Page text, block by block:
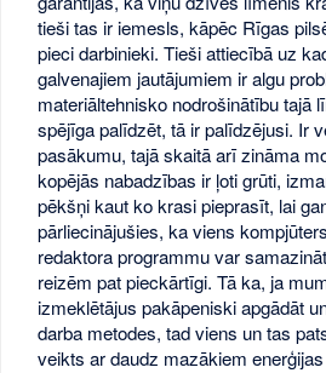
tieši tas ir iemesls, kāpēc Rīgas
pieci darbinieki. Tieši attiecībā uz
galvenajiem jautājumiem ir algu
materiāltehnisko nodrošinātību tajā
spējīga palīdzēt, tā ir palīdzējusi. Ir
pasākumu, tajā skaitā arī zināma
kopējās nabadzības ir ļoti grūti,
pēkšņi kaut ko krasi pieprasīt, lai
pārliecinājušies, ka viens
redaktora programmu var
reizēm pat pieckārtīgi. Tā ka, ja
izmeklētājus pakāpeniski apgādāt
darba metodes, tad viens un tas
veikts ar daudz mazākiem